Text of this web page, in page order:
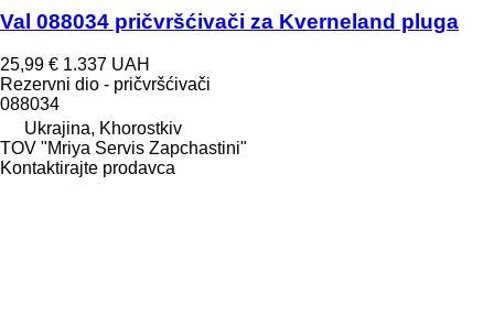
Val 088034 pričvršćivači za Kverneland pluga
25,99 € 1.337 UAH
Rezervni dio - pričvršćivači
088034
Ukrajina, Khorostkiv
TOV "Mriya Servis Zapchastini"
Kontaktirajte prodavca